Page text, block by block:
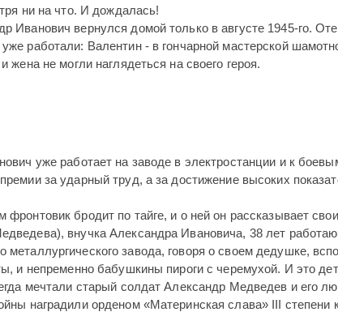
ни на что. И дождалась!
Иванович вернулся домой только в августе 1945-го.
работали: Валентин - в гончарной мастерской
не могли наглядеться на своего героя.
уже работает на заводе в электростанции и к
за ударный труд, а за достижение высоких
бродит по тайге, и о ней он рассказывает
внучка Александра Ивановича, 38 лет
металлургического завода, говоря о своем дедушке,
и непременно бабушкины пироги с черемухой. И это
мечтали старый солдат Александр Медведев и его
наградили орденом «Материнская слава» III степени